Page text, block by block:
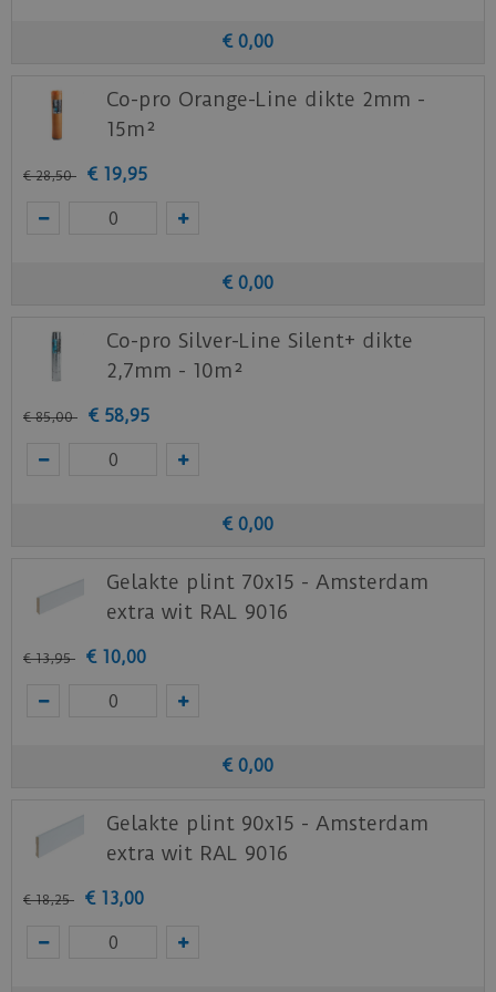
€ 0,00
Co-pro Orange-Line dikte 2mm -
15m²
€ 28,50 € 19,95
€ 0,00
Co-pro Silver-Line Silent+ dikte
2,7mm - 10m²
€ 85,00 € 58,95
€ 0,00
Gelakte plint 70x15 - Amsterdam
extra wit RAL 9016
€ 13,95 € 10,00
€ 0,00
Gelakte plint 90x15 - Amsterdam
extra wit RAL 9016
€ 18,25 € 13,00